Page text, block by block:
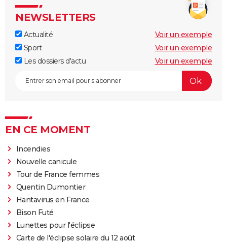
NEWSLETTERS
Actualité
Voir un exemple
Sport
Voir un exemple
Les dossiers d'actu
Voir un exemple
EN CE MOMENT
Incendies
Nouvelle canicule
Tour de France femmes
Quentin Dumontier
Hantavirus en France
Bison Futé
Lunettes pour l'éclipse
Carte de l'éclipse solaire du 12 août